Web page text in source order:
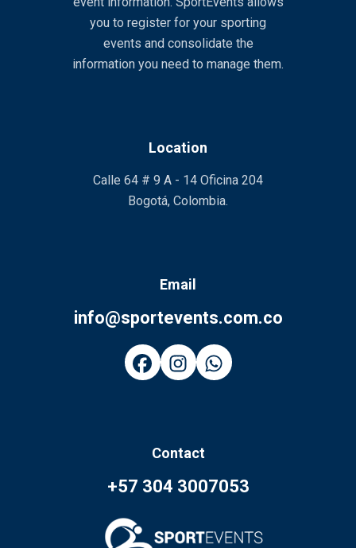
you to register for your sporting
events and consolidate the
information you need to manage them.
Location
Calle 64 # 9 A - 14 Oficina 204
Bogotá, Colombia.
Email
info@sportevents.com.co
Contact
+57 304 3007053